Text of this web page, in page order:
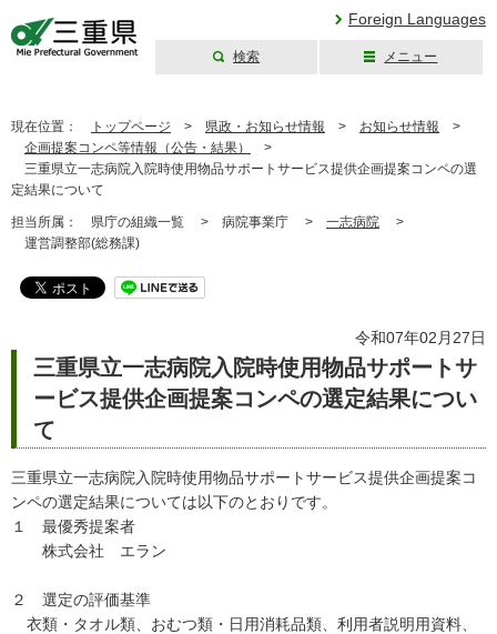
Foreign Languages
検索 メニュー
現在位置： トップページ > 県政・お知らせ情報 > お知らせ情報 >
企画提案コンペ等情報（公告・結果）
>
三重県立一志病院入院時使用物品サポートサービス提供企画提案コンペの選
定結果について
担当所属： 県庁の組織一覧 > 病院事業庁 > 一志病院 >
運営調整部(総務課)
令和07年02月27日
三重県立一志病院入院時使用物品サポートサ
ービス提供企画提案コンペの選定結果につい
て
三重県立一志病院入院時使用物品サポートサービス提供企画提案コ
ンペの選定結果については以下のとおりです。
１ 最優秀提案者
株式会社 エラン
２ 選定の評価基準
衣類・タオル類、おむつ類・日用消耗品類、利用者説明用資料、